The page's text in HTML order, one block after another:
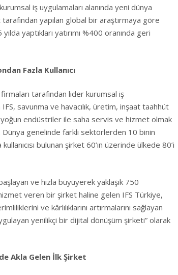
iş uygulamaları alanında yeni dünya
yapılan global bir araştırmaya göre
yaptıkları yatırımı %400 oranında geri
Fazla Kullanıcı
tarafından lider kurumsal iş
savunma ve havacılık, üretim, inşaat taahhüt
endüstriler ile saha servis ve hizmet olmak
genelinde farklı sektörlerden 10 binin
bulunan şirket 60’ın üzerinde ülkede 80’i
ve hızla büyüyerek yaklaşık 750
veren bir şirket haline gelen IFS Türkiye,
ve kârlılıklarını artırmalarını sağlayan
yenilikçi bir dijital dönüşüm şirketi” olarak
Akla Gelen İlk Şirket